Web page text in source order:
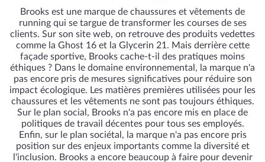
Brooks est une marque de chaussures et vêtements de
running qui se targue de transformer les courses de ses
clients. Sur son site web, on retrouve des produits vedettes
comme la Ghost 16 et la Glycerin 21. Mais derrière cette
façade sportive, Brooks cache-t-il des pratiques moins
éthiques ? Dans le domaine environnemental, la marque n'a
pas encore pris de mesures significatives pour réduire son
impact écologique. Les matières premières utilisées pour les
chaussures et les vêtements ne sont pas toujours éthiques.
Sur le plan social, Brooks n'a pas encore mis en place de
politiques de travail décentes pour tous ses employés.
Enfin, sur le plan sociétal, la marque n'a pas encore pris
position sur des enjeux importants comme la diversité et
l'inclusion. Brooks a encore beaucoup à faire pour devenir